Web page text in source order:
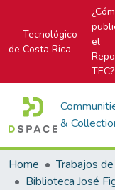
Tecnológico
de Costa Rica
el
TEC?
&
Home
Trabajos